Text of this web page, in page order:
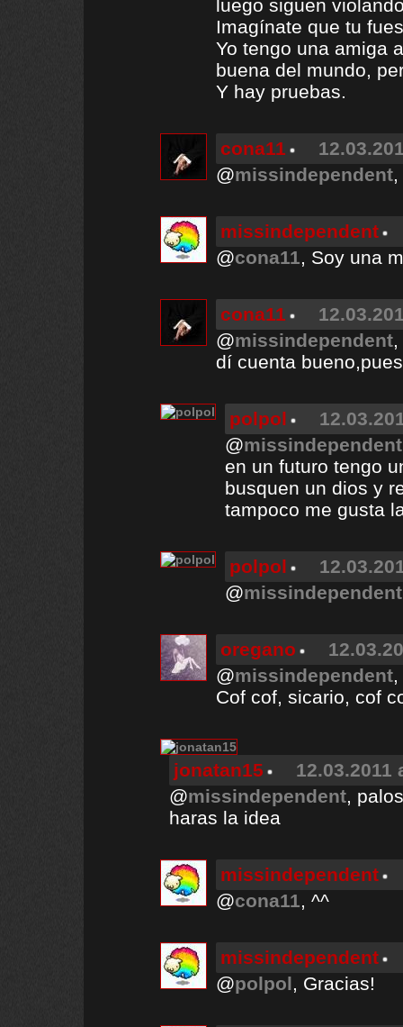
luego siguen
Imagínate que tu
Yo tengo una amiga
buena del mundo,
Y hay pruebas.
cona11
@missindependent
missindependent
@cona11, Soy una
cona11
@missindependent
dí cuenta
polpol
@missindependent
en un futuro tengo
busquen un dios y
tampoco me gusta
polpol
@missindependent
oregano
@missindependent
Cof cof, sicario, cof
jonatan15
12.03.2011
@missindependent,
haras la idea
missindependent
@cona11, ^^
missindependent
@polpol, Gracias!